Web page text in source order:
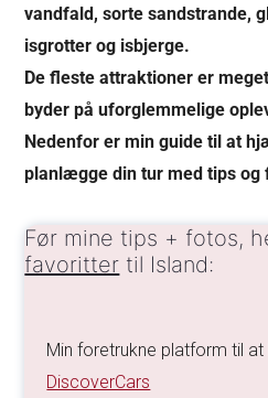
vandfald, sorte sandstrande,
isgrotter og isbjerge.
De fleste attraktioner er
byder på uforglemmelige
Nedenfor er min guide til at
planlægge din tur med tips og
Før mine tips + fotos,
favoritter til Island:
Min foretrukne platform til at
DiscoverCars